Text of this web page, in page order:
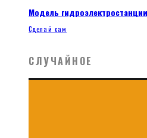
Модель
Сделай сам
СЛУЧАЙНОЕ